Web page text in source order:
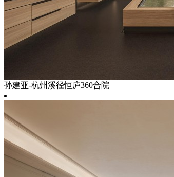
孙建亚-杭州溪径恒庐360合院